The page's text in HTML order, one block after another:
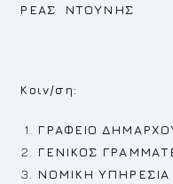
ΡΕΑΣ ΝΤΟΥΝΗΣ
Κοιν/ση:
ΓΡΑΦΕΙΟ
ΓΕΝΙΚΟΣ
ΝΟΜΙΚΗ ΥΠΗΡΕΣΙΑ